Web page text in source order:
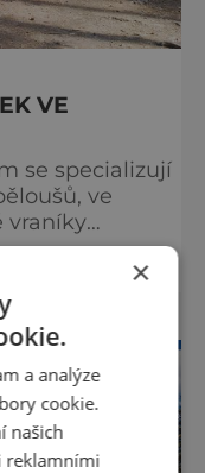
VE
se specializují
ve
vraníky
o chovu
významné
a postroje,
využití koní ve
×
a analýze
cookie.
našich
reklamními